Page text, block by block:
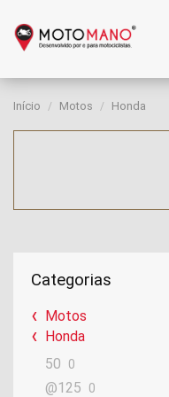
Início Motos Honda
Categorias
Motos
Honda
50
0
@125 0